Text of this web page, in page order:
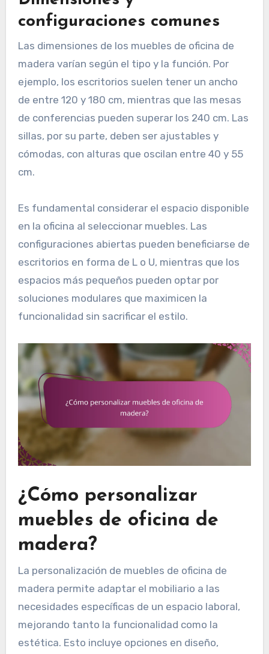
configuraciones comunes
Las dimensiones de los muebles de oficina de
madera varían según el tipo y la función. Por
ejemplo, los escritorios suelen tener un ancho
de entre 120 y 180 cm, mientras que las mesas
de conferencias pueden superar los 240 cm. Las
sillas, por su parte, deben ser ajustables y
cómodas, con alturas que oscilan entre 40 y 55
cm.
Es fundamental considerar el espacio disponible
en la oficina al seleccionar muebles. Las
configuraciones abiertas pueden beneficiarse de
escritorios en forma de L o U, mientras que los
espacios más pequeños pueden optar por
soluciones modulares que maximicen la
funcionalidad sin sacrificar el estilo.
¿Cómo personalizar
muebles de oficina de
madera?
La personalización de muebles de oficina de
madera permite adaptar el mobiliario a las
necesidades específicas de un espacio laboral,
mejorando tanto la funcionalidad como la
estética. Esto incluye opciones en diseño,